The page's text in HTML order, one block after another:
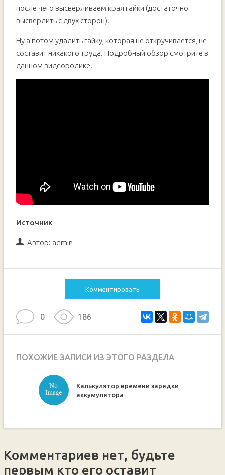
после чего высверливаем края гайки (достаточно
высверлить с двух сторон).
Ну а потом удалить гайку, которая не откручивается, не
составит никакого труда. Подробный обзор смотрите в
данном видеоролике.
Источник
Автор: admin
Комментировать
0 186
ПОХОЖИЕ ЗАПИСИ ИЗ ЭТОГО РАЗДЕЛА
Калькулятор времени зарядки
аккумулятора
Комментариев нет, будьте
первым кто его оставит